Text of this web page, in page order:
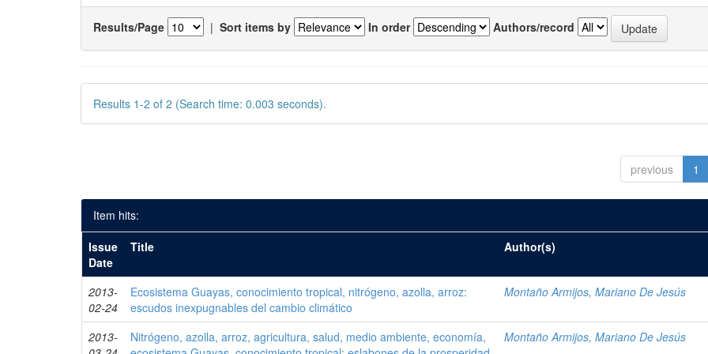
Results/Page | Sort items by In order Authors/record
Results 1-2 of 2 (Search time: 0.003 seconds).
previous 1
Item hits:
Issue
Date
Title Author(s)
2013-
02-24
Ecosistema Guayas, conocimiento tropical, nitrógeno, azolla, arroz:
escudos inexpugnables del cambio climático
Montaño Armijos, Mariano De Jesús
2013-
Nitrógeno, azolla, arroz, agricultura, salud, medio ambiente, economía,
Montaño Armijos, Mariano De Jesús